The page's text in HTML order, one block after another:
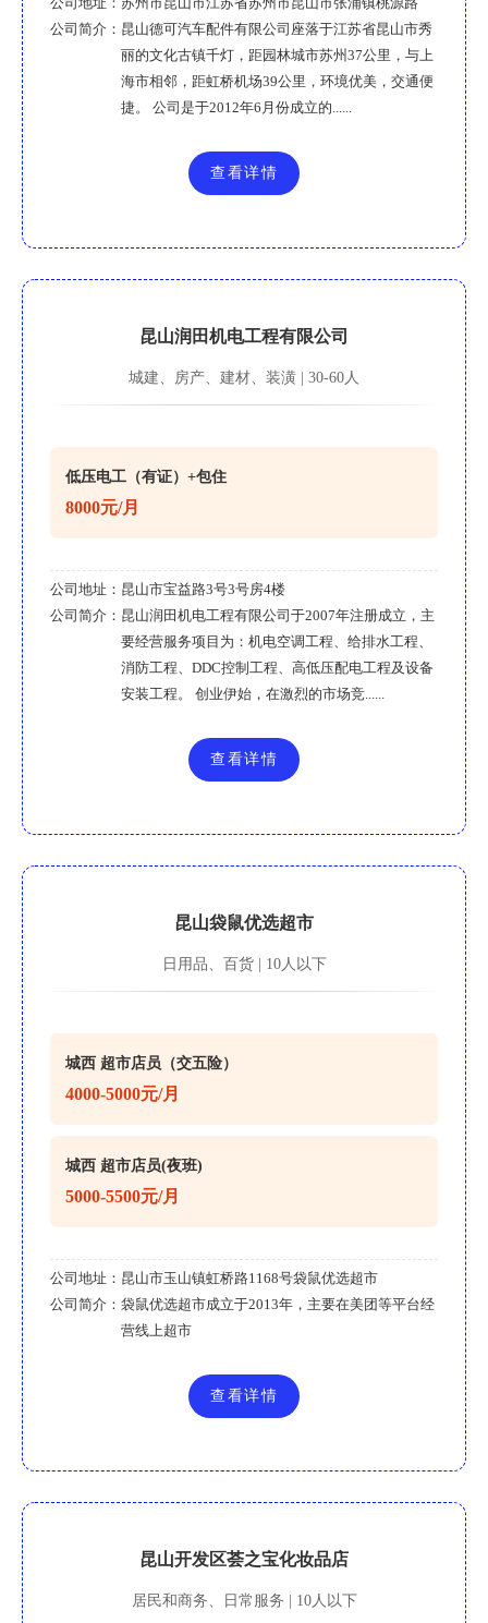
公司简介： 昆山德可汽车配件有限公司座落于江苏省昆山市秀
丽的文化古镇千灯，距园林城市苏州37公里，与上
海市相邻，距虹桥机场39公里，环境优美，交通便
捷。 公司是于2012年6月份成立的......
查看详情
昆山润田机电工程有限公司
城建、房产、建材、装潢 | 30-60人
低压电工（有证）+包住
8000元/月
公司地址： 昆山市宝益路3号3号房4楼
公司简介： 昆山润田机电工程有限公司于2007年注册成立，主
要经营服务项目为：机电空调工程、给排水工程、
消防工程、DDC控制工程、高低压配电工程及设备
安装工程。 创业伊始，在激烈的市场竞......
查看详情
昆山袋鼠优选超市
日用品、百货 | 10人以下
城西 超市店员（交五险）
4000-5000元/月
城西 超市店员(夜班)
5000-5500元/月
公司地址： 昆山市玉山镇虹桥路1168号袋鼠优选超市
公司简介： 袋鼠优选超市成立于2013年，主要在美团等平台经
营线上超市
查看详情
昆山开发区荟之宝化妆品店
居民和商务、日常服务 | 10人以下